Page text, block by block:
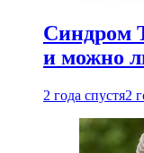
Синдром
и можно
2 года спустя2